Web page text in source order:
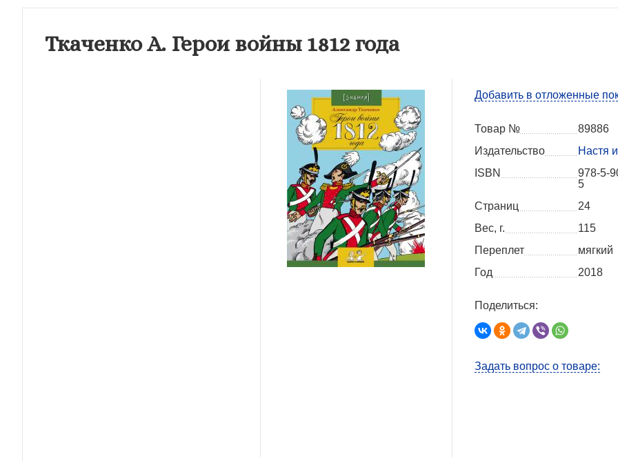
Ткаченко А. Герои войны 1812 года
Добавить в отложенные
Товар №
89886
Издательство
Настя
ISBN
978-5-
5
Страниц
24
Вес, г.
115
Переплет
мягкий
Год
2018
Поделиться:
Задать вопрос о товаре: